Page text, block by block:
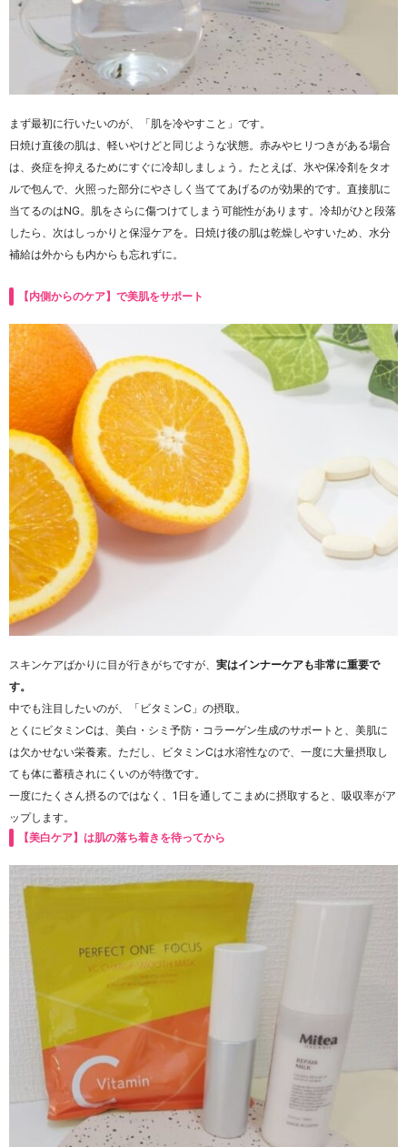
まず最初に行いたいのが、「肌を冷やすこと」です。
日焼け直後の肌は、軽いやけどと同じような状態。赤みやヒリつきがある場合
は、炎症を抑えるためにすぐに冷却しましょう。たとえば、氷や保冷剤をタオ
ルで包んで、火照った部分にやさしく当ててあげるのが効果的です。直接肌に
当てるのはNG。肌をさらに傷つけてしまう可能性があります。冷却がひと段落
したら、次はしっかりと保湿ケアを。日焼け後の肌は乾燥しやすいため、水分
補給は外からも内からも忘れずに。
【内側からのケア】で美肌をサポート
スキンケアばかりに目が行きがちですが、 実はインナーケアも非常に重要で
す。
中でも注目したいのが、「ビタミンC」の摂取。
とくにビタミンCは、美白・シミ予防・コラーゲン生成のサポートと、美肌に
は欠かせない栄養素。ただし、ビタミンCは水溶性なので、一度に大量摂取し
ても体に蓄積されにくいのが特徴です。
一度にたくさん摂るのではなく、1日を通してこまめに摂取すると、吸収率がア
ップします。
【美白ケア】は肌の落ち着きを待ってから